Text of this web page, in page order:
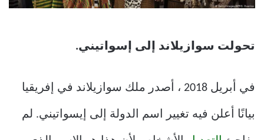
تحولت سوازيلاند إلى إسواتيني.
في أبريل 2018 ، أصدر ملك سوازيلاند في إفريقيا
بيانًا أعلن فيه تغيير اسم الدولة إلى إيسواتيني. لم